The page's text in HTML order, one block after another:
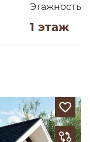
Этажность
1 этаж